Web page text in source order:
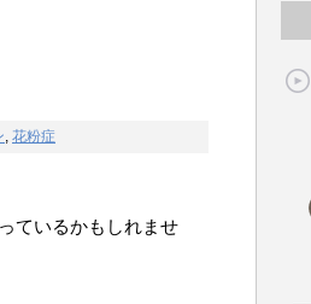
, 花粉症
ているかもしれませ